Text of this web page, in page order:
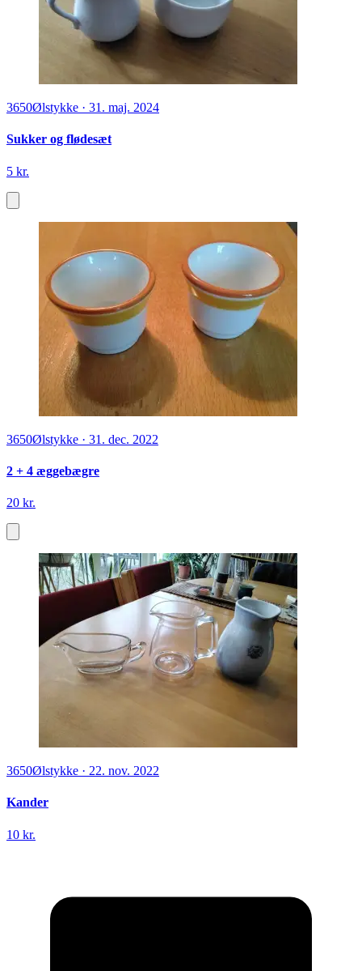
3650Ølstykke · 31. maj. 2024
Sukker og flødesæt
5 kr.
3650Ølstykke · 31. dec. 2022
2 + 4 æggebægre
20 kr.
3650Ølstykke · 22. nov. 2022
Kander
10 kr.